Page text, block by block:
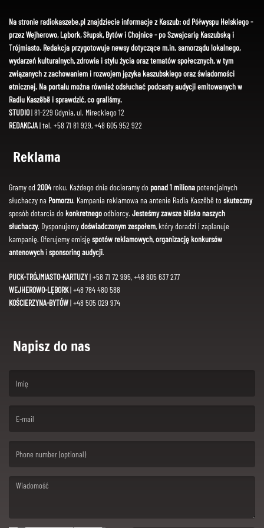
Na stronie radiokaszebe.pl znajdziecie informacje z Kaszub: od Półwyspu Helskiego -
przez Wejherowo, Lębork, Słupsk, Bytów i Chojnice - po Szwajcarię Kaszubską i
Trójmiasto. Redakcja przygotowuje newsy dotyczące m.in. samorządu lokalnego,
wydarzeń kulturalnych, zdrowia i stylu życia oraz tematów społecznych, w tym
związanych z zachowaniem i rozwojem języka kaszubskiego oraz świadomości
etnicznej. Na portalu można również odsłuchać podcasty audycji emitowanych w
Radiu Kaszëbë i sprawdzić, co graliśmy.
STUDIO| 81-229 Gdynia, ul. Mireckiego 12
REDAKCJA| tel. +58 71 81 929, +48 605 952 922
Reklama
Gramy od 2004roku. Każdego dnia docieramy do ponad 1 miliona potencjalnych
słuchaczy na Pomorzu. Kampania reklamowa na antenie Radia Kaszëbë toskuteczny
sposób dotarcia dokonkretnegoodbiorcy. Jesteśmy zawsze blisko naszych
słuchaczy. Dysponujemydoświadczonym zespołem, który doradzi i zaplanuje
kampanię. Oferujemy emisję spotów reklamowych,organizację konkursów
antenowychi sponsoring audycji.
PUCK-TRÓJMIASTO-KARTUZY| +58 71 72 995, +48 605 637 277
WEJHEROWO-LĘBORK| +48 784 480 588
KOŚCIERZYNA-BYTÓW| +48 505 029 974
Napisz do nas